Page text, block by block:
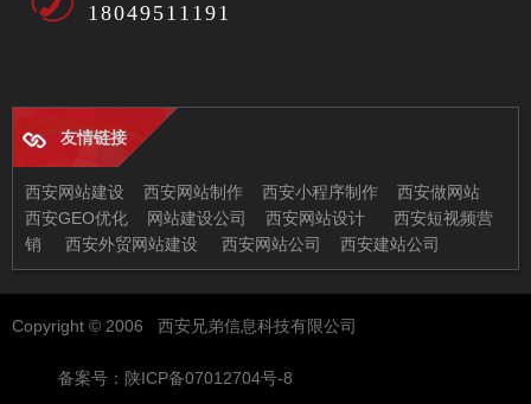
18049511191
地址：西安市未央区恒大都市广场11-2
电话：029-86512630
友情链接
西安网站建设 西安网站制作 西安小程序制作
西安做网站
西安GEO优化
网站建设公司 西安网站设计
西安短视频营
销
西安外贸网站建设 西安网站公司 西安建站公司
Copyright © 2006 西安兄弟信息科技有限公司
备案号：陕ICP备07012704号-8